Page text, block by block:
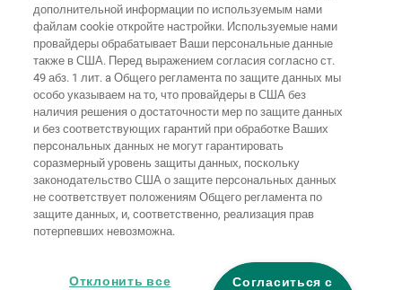
Домашняя
страница Контакты
Выходные Защита
Общие
условия
ведения
бизнеса
Правила по
файлам
"cookie"
Заявление о
безбарьерности
дополнительной информации по используемым нами
файлам cookie откройте настройки. Используемые нами
провайдеры обрабатывает Ваши персональные данные
также в США. Перед выражением согласия согласно ст.
49 абз. 1 лит. a Общего регламента по защите данных мы
особо указываем на то, что провайдеры в США без
наличия решения о достаточности мер по защите данных
и без соответствующих гарантий при обработке Ваших
персональных данных не могут гарантировать
соразмерный уровень защиты данных, поскольку
законодательство США о защите персональных данных
не соответствует положениям Общего регламента по
защите данных, и, соответственно, реализация прав
потерпевших невозможна.
Согласиться с
Отклонить все